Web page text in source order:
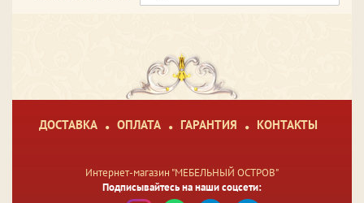
ДОСТАВКА ОПЛАТА ГАРАНТИЯ КОНТАКТЫ
Интернет-магазин "МЕБЕЛЬНЫЙ ОСТРОВ"
Подписывайтесь на наши соцсети: